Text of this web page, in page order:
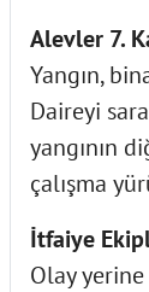
Alevler 7.
Yangın,
Daireyi
yangının
çalışma
İtfaiye
Olay